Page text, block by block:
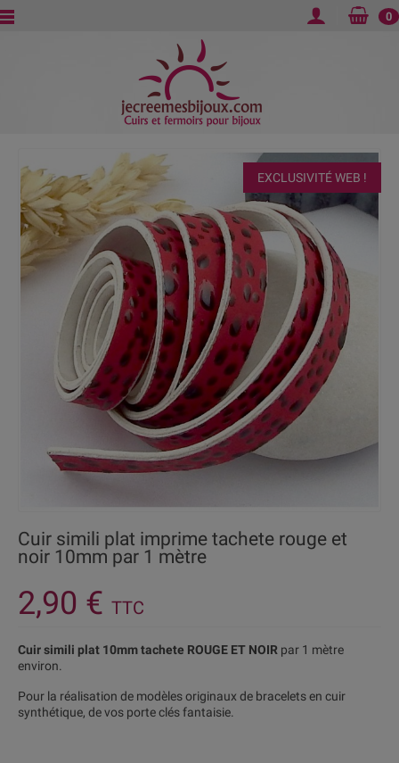
0
EXCLUSIVITÉ WEB !
Cuir simili plat imprime tachete rouge et
noir 10mm par 1 mètre
2,90 € TTC
Cuir simili plat 10mm tachete ROUGE ET NOIR par 1 mètre
environ.
Pour la réalisation de modèles originaux de bracelets en cuir
synthétique, de vos porte clés fantaisie.